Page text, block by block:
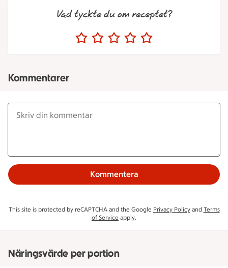
Vad tyckte du om receptet?
Kommentarer
Kommentera
This site is protected by reCAPTCHA and the Google Privacy Policyand Terms
of Service apply.
Näringsvärde per portion